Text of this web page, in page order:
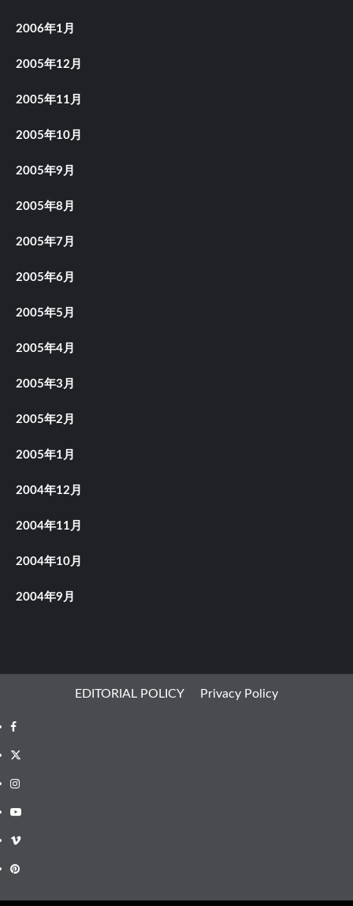
2006年1月
2005年12月
2005年11月
2005年10月
2005年9月
2005年8月
2005年7月
2005年6月
2005年5月
2005年4月
2005年3月
2005年2月
2005年1月
2004年12月
2004年11月
2004年10月
2004年9月
EDITORIAL POLICY Privacy Policy
Facebook
X
Instagram
Youtube
Vimeo
Pinterest